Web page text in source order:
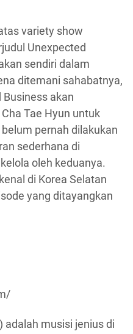
variety show
Unexpected
sendiri dalam
ditemani sahabatnya,
Business akan
Tae Hyun untuk
pernah dilakukan
sederhana di
oleh keduanya.
di Korea Selatan
yang ditayangkan
adalah musisi jenius di